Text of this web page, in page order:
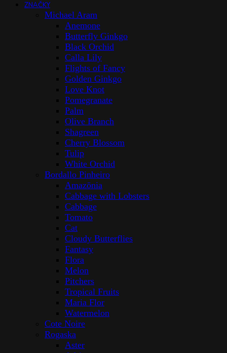
ZNAČKY
Michael Aram
Anemone
Butterfly Ginkgo
Black Orchid
Calla Lily
Flights of Fancy
Golden Ginkgo
Love Knot
Pomegranate
Palm
Olive Branch
Shagreen
Cherry Blossom
Tulip
White Orchid
Bordallo Pinheiro
Amazōnia
Cabbage with Lobsters
Cabbage
Tomato
Cat
Cloudy Butterflies
Fantasy
Flora
Melon
Pitchers
Tropical Fruits
Maria Flor
Watermelon
Cote Noire
Rogaska
Aster